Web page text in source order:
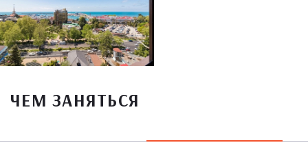
ЧЕМ ЗАНЯТЬСЯ